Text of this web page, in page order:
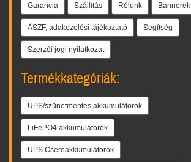
Garancia Szállítás Rólunk Bannerek
ÁSZF, adakezelési tájékoztató Segítség
Szerzői jogi nyilatkozat
Termékkategóriák:
UPS/szünetmentes akkumulátorok
LiFePO4 akkumulátorok
UPS Csereakkumulátorok